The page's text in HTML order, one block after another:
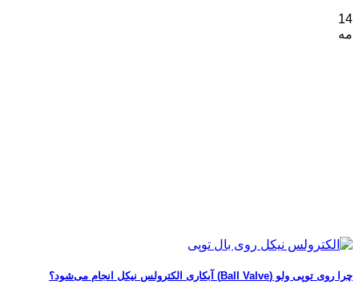
14
مه
چرا روی توپی‌ ولو (Ball Valve) آبکاری الکترولس نیکل انجام می‌شود؟